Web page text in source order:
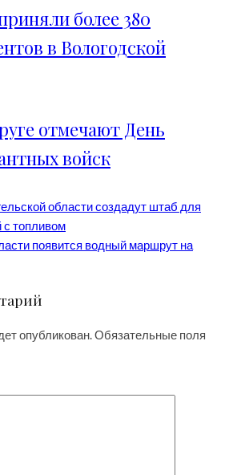
более 380
в Вологодской
отмечают День
войск
области создадут штаб для
с топливом
появится водный маршрут на
опубликован.Обязательные поля